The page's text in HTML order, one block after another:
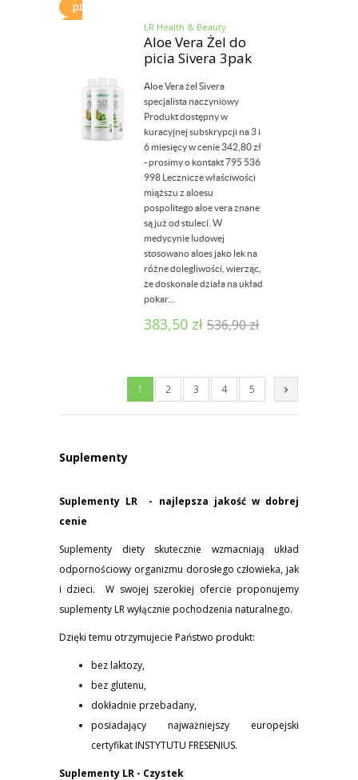
LR Health & Beauty
Aloe Vera Żel do
picia Sivera 3pak
Aloe Vera żel Sivera
specjalista naczyniowy
Produkt dostępny w
kuracyjnej subskrypcji na 3 i
6 miesięcy w cenie 342,80 zł
- prosimy o kontakt 795 536
998 Lecznicze właściwości
miąższu z aloesu
pospolitego aloe vera znane
są już od stuleci. W
medycynie ludowej
stosowano aloes jako lek na
różne dolegliwości, wierząc,
że doskonale działa na układ
pokar...
383,50 zł 536,90zł
1 2 3 4 5
Suplementy
Suplementy LR - najlepsza jakość w dobrej
cenie
Suplementy diety skutecznie wzmacniają układ
odpornościowy organizmu dorosłego człowieka, jak
i dzieci. W swojej szerokiej ofercie proponujemy
suplementy LR wyłącznie pochodzenia naturalnego.
Dzięki temu otrzymujecie Państwo produkt:
bez laktozy,
bez glutenu,
dokładnie przebadany,
posiadający najważniejszy europejski
certyfikat INSTYTUTU FRESENIUS.
Suplementy LR - Czystek